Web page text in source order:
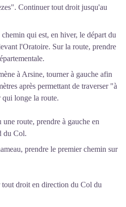
Continuer tout droit jusqu'au
qui est, en hiver, le départ du
l'Oratoire. Sur la route, prendre
à Arsine, tourner à gauche afin
après permettant de traverser "à
qui longe la route.
route, prendre à gauche en
du Col.
prendre le premier chemin sur
droit en direction du Col du